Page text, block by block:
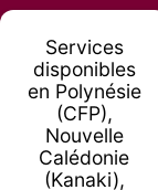
Services
disponibles
en Polynésie
(CFP),
Nouvelle
Calédonie
(Kanaki),